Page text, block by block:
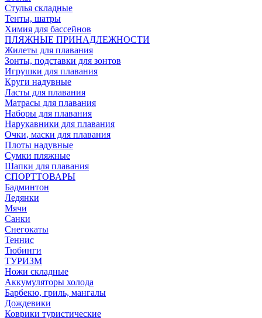
Стулья складные
Тенты, шатры
Химия для бассейнов
ПЛЯЖНЫЕ ПРИНАДЛЕЖНОСТИ
Жилеты для плавания
Зонты, подставки для зонтов
Игрушки для плавания
Круги надувные
Ласты для плавания
Матрасы для плавания
Наборы для плавания
Нарукавники для плавания
Очки, маски для плавания
Плоты надувные
Сумки пляжные
Шапки для плавания
СПОРТТОВАРЫ
Бадминтон
Ледянки
Мячи
Санки
Снегокаты
Теннис
Тюбинги
ТУРИЗМ
Ножи складные
Аккумуляторы холода
Барбекю, гриль, мангалы
Дождевики
Коврики туристические